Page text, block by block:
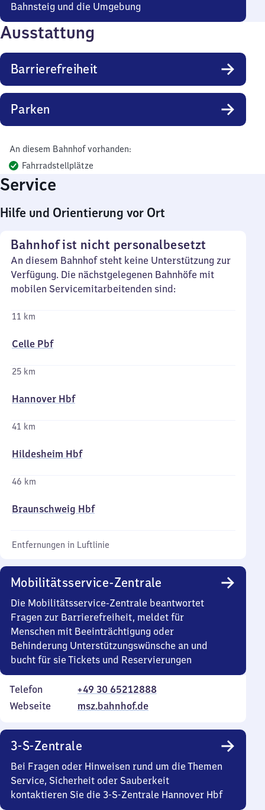
Bahnsteig und die Umgebung
Ausstattung
Barrierefreiheit
Parken
An diesem Bahnhof vorhanden:
Fahrradstellplätze
Service
Hilfe und Orientierung vor Ort
Bahnhof ist nicht personalbesetzt
An diesem Bahnhof steht keine Unterstützung zur
Verfügung. Die nächstgelegenen Bahnhöfe mit
mobilen Servicemitarbeitenden sind:
11 km
Celle Pbf
25 km
Hannover Hbf
41 km
Hildesheim Hbf
46 km
Braunschweig Hbf
Entfernungen in Luftlinie
Mobilitätsservice-Zentrale
Die Mobilitätsservice-Zentrale beantwortet
Fragen zur Barrierefreiheit, meldet für
Menschen mit Beeinträchtigung oder
Behinderung Unterstützungswünsche an und
bucht für sie Tickets und Reservierungen
Telefon
+49 30 65212888
Webseite
msz.bahnhof.de
3-S-Zentrale
Bei Fragen oder Hinweisen rund um die Themen
Service, Sicherheit oder Sauberkeit
kontaktieren Sie die 3-S-Zentrale Hannover Hbf